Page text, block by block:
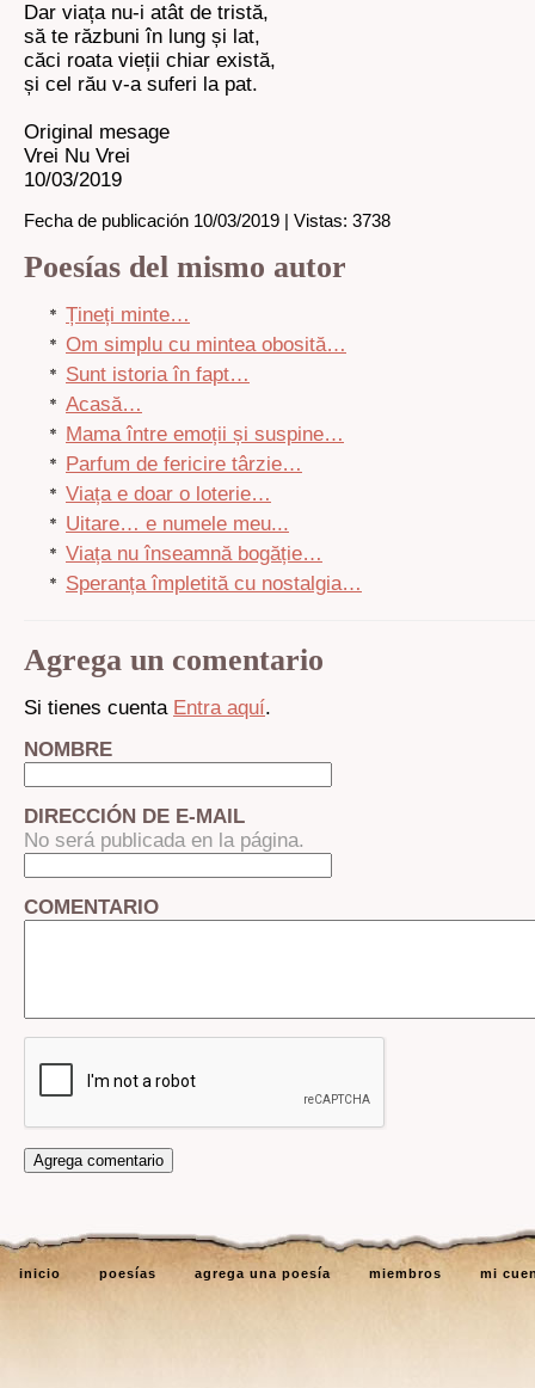
Dar viața nu-i atât de tristă,
să te răzbuni în lung și lat,
căci roata vieții chiar există,
și cel rău v-a suferi la pat.
Original mesage
Vrei Nu Vrei
10/03/2019
Fecha de publicación 10/03/2019 | Vistas: 3738
Poesías del mismo autor
Țineți minte…
Om simplu cu mintea obosită…
Sunt istoria în fapt…
Acasă…
Mama între emoții și suspine…
Parfum de fericire târzie…
Viața e doar o loterie…
Uitare… e numele meu...
Viața nu înseamnă bogăție…
Speranța împletită cu nostalgia…
Agrega un comentario
Si tienes cuenta Entra aquí.
NOMBRE
DIRECCIÓN DE E-MAIL
No será publicada en la página.
COMENTARIO
inicio poesías agrega una poesía miembros mi